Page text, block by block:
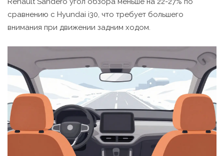
сравнению с Hyundai i30, что требует большего
внимания при движении задним ходом.